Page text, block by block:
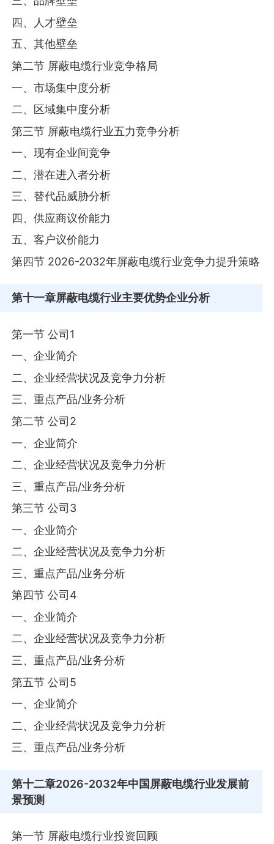
四、人才壁垒
五、其他壁垒
第二节 屏蔽电缆行业竞争格局
一、市场集中度分析
二、区域集中度分析
第三节 屏蔽电缆行业五力竞争分析
一、现有企业间竞争
二、潜在进入者分析
三、替代品威胁分析
四、供应商议价能力
五、客户议价能力
第四节 2026-2032年屏蔽电缆行业竞争力提升策略
第十一章屏蔽电缆行业主要优势企业分析
第一节 公司1
一、企业简介
二、企业经营状况及竞争力分析
三、重点产品/业务分析
第二节 公司2
一、企业简介
二、企业经营状况及竞争力分析
三、重点产品/业务分析
第三节 公司3
一、企业简介
二、企业经营状况及竞争力分析
三、重点产品/业务分析
第四节 公司4
一、企业简介
二、企业经营状况及竞争力分析
三、重点产品/业务分析
第五节 公司5
一、企业简介
二、企业经营状况及竞争力分析
三、重点产品/业务分析
第十二章2026-2032年中国屏蔽电缆行业发展前
景预测
第一节 屏蔽电缆行业投资回顾